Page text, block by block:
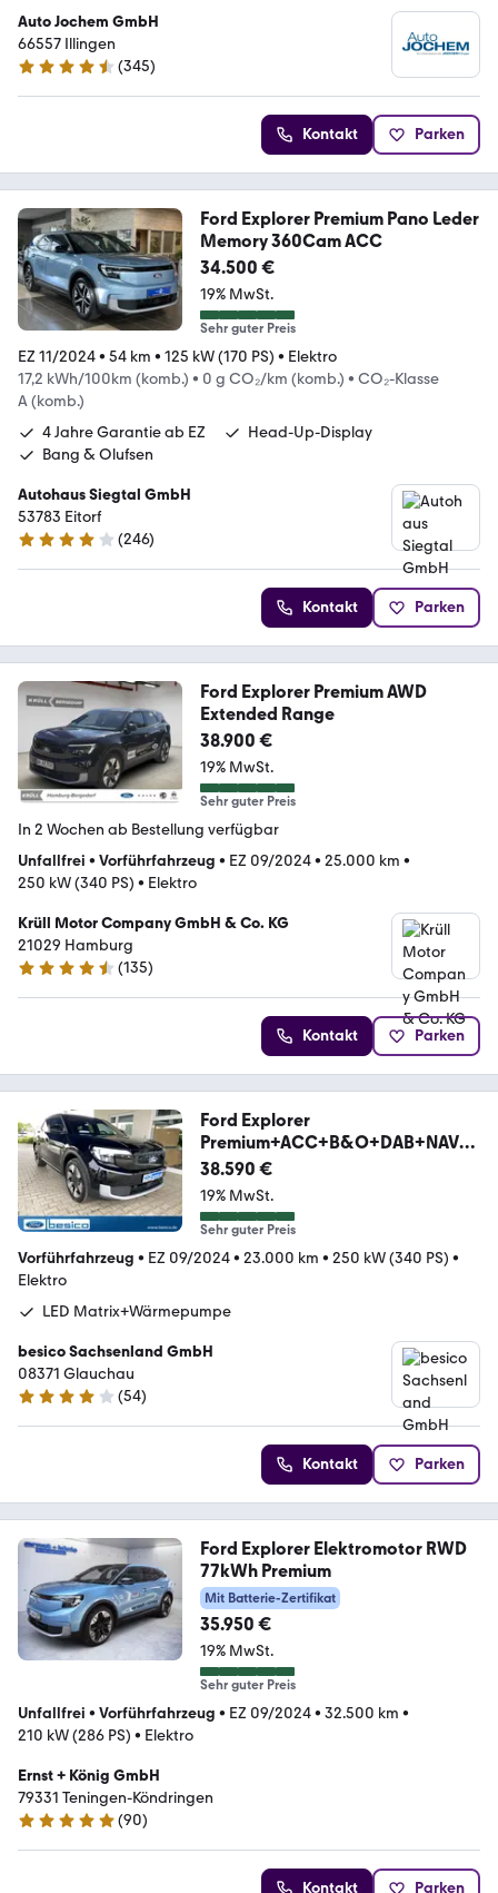
Auto Jochem GmbH
66557 Illingen
4.6 Sterne
(345)
Kontakt Parken
Ford Explorer Premium Pano Leder
Memory 360Cam ACC
34.500 €
19% MwSt.
Sehr guter Preis
EZ 11/2024• 54 km • 125 kW (170 PS) • Elektro
17,2 kWh/100km (komb.) • 0 g CO₂/km (komb.) • CO₂-Klasse
A (komb.)
4 Jahre Garantie ab EZ
Head-Up-Display
Bang & Olufsen
Autohaus Siegtal GmbH
53783 Eitorf
4.1 Sterne
(246)
Kontakt Parken
Ford Explorer Premium AWD
Extended Range
38.900 €
19% MwSt.
Sehr guter Preis
In 2 Wochen ab Bestellung verfügbar
Unfallfrei • Vorführfahrzeug • EZ 09/2024• 25.000 km •
250 kW (340 PS) • Elektro
Krüll Motor Company GmbH & Co. KG
21029 Hamburg
4.5 Sterne
(135)
Kontakt Parken
Ford Explorer
Premium+ACC+B&O+DAB+NAV+B
LIS+PDC+Panoda
38.590 €
19% MwSt.
Sehr guter Preis
Vorführfahrzeug • EZ 09/2024• 23.000 km • 250 kW (340 PS) •
Elektro
LED Matrix+Wärmepumpe
besico Sachsenland GmbH
08371 Glauchau
4.1 Sterne
(54)
Kontakt Parken
Ford Explorer Elektromotor RWD
77kWh Premium
Mit Batterie-Zertifikat
35.950 €
19% MwSt.
Sehr guter Preis
Unfallfrei • Vorführfahrzeug • EZ 09/2024• 32.500 km •
210 kW (286 PS) • Elektro
Ernst + König GmbH
79331 Teningen-Köndringen
4.8 Sterne
(90)
Kontakt Parken